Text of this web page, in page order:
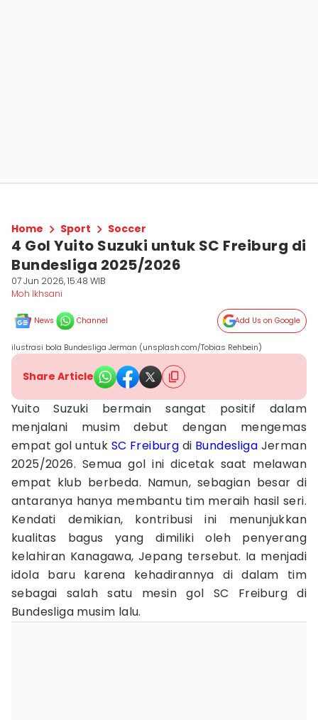
Home Sport Soccer
4 Gol Yuito Suzuki untuk SC Freiburg di
Bundesliga 2025/2026
07 Jun 2026, 15:48 WIB
Moh Ikhsani
News Channel Add Us on Google
ilustrasi bola Bundesliga Jerman (unsplash.com/Tobias Rehbein)
Share Article
Yuito Suzuki bermain sangat positif dalam
menjalani musim debut dengan mengemas
empat gol untuk SC Freiburg di Bundesliga Jerman
2025/2026. Semua gol ini dicetak saat melawan
empat klub berbeda. Namun, sebagian besar di
antaranya hanya membantu tim meraih hasil seri.
Kendati demikian, kontribusi ini menunjukkan
kualitas bagus yang dimiliki oleh penyerang
kelahiran Kanagawa, Jepang tersebut. Ia menjadi
idola baru karena kehadirannya di dalam tim
sebagai salah satu mesin gol SC Freiburg di
Bundesliga musim lalu.